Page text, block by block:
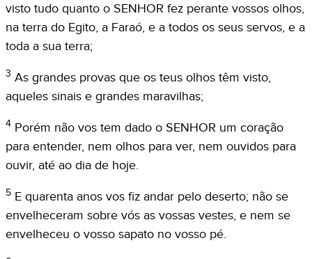
visto tudo quanto o SENHOR fez perante vossos olhos,
na terra do Egito, a Faraó, e a todos os seus servos, e a
toda a sua terra;
3 As grandes provas que os teus olhos têm visto,
aqueles sinais e grandes maravilhas;
4 Porém não vos tem dado o SENHOR um coração
para entender, nem olhos para ver, nem ouvidos para
ouvir, até ao dia de hoje.
5 E quarenta anos vos fiz andar pelo deserto; não se
envelheceram sobre vós as vossas vestes, e nem se
envelheceu o vosso sapato no vosso pé.